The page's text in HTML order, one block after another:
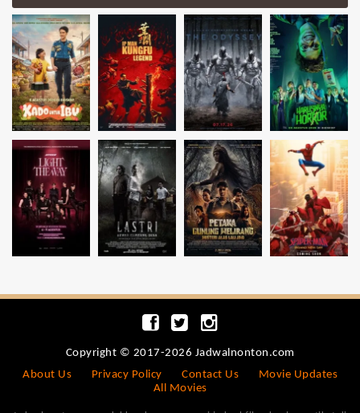
Copyright © 2017-2026 Jadwalnonton.com
About Us
Privacy Policy Contact Us
Movie Updates
All Movies